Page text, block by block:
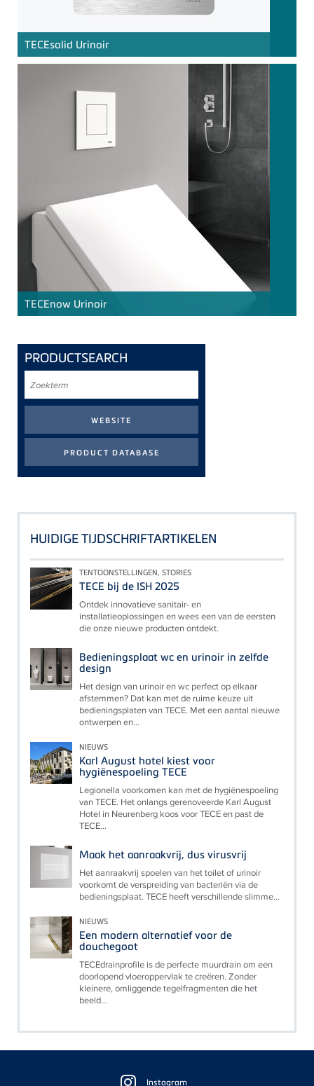
TECEsolid Urinoir
TECEnow Urinoir
PRODUCTSEARCH
HUIDIGE TIJDSCHRIFTARTIKELEN
TENTOONSTELLINGEN, STORIES
TECE bij de ISH 2025
Ontdek innovatieve sanitair- en
installatieoplossingen en wees een van de eersten
die onze nieuwe producten ontdekt.
Bedieningsplaat wc en urinoir in zelfde
design
Het design van urinoir en wc perfect op elkaar
afstemmen? Dat kan met de ruime keuze uit
bedieningsplaten van TECE. Met een aantal nieuwe
ontwerpen en...
NIEUWS
Karl August hotel kiest voor
hygiënespoeling TECE
Legionella voorkomen kan met de hygiënespoeling
van TECE. Het onlangs gerenoveerde Karl August
Hotel in Neurenberg koos voor TECE en past de
TECE...
Maak het aanraakvrij, dus virusvrij
Het aanraakvrij spoelen van het toilet of urinoir
voorkomt de verspreiding van bacteriën via de
bedieningsplaat. TECE heeft verschillende slimme...
NIEUWS
Een modern alternatief voor de
douchegoot
TECEdrainprofile is de perfecte muurdrain om een
doorlopend vloeroppervlak te creëren. Zonder
kleinere, omliggende tegelfragmenten die het
beeld...
Instagram